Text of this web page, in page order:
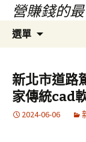
營賺錢的
選單
容
區
新北市道路
家傳統cad
2024-06-06